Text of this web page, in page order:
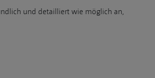
und detailliert wie möglich an,